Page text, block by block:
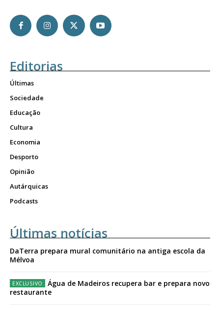
Sendo assinante terá acesso a todos os conteúdos exclusivos e versões
digitais.
Acesso aos conteúdos Exclusivos para
Ofertas para assinatura anual
Escolha o plano
Editorias
Últimas
Sociedade
Educação
Cultura
Economia
Desporto
Opinião
Autárquicas
Podcasts
Últimas notícias
DaTerra prepara mural comunitário na antiga escola da
Mélvoa
Água de Madeiros recupera bar e prepara novo
restaurante